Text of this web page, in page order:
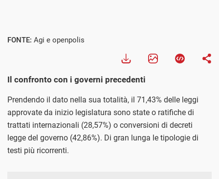
FONTE: Agi e openpolis
Il confronto con i governi precedenti
Prendendo il dato nella sua totalità, il 71,43% delle leggi
approvate da inizio legislatura sono state o ratifiche di
trattati internazionali (28,57%) o conversioni di decreti
legge del governo (42,86%). Di gran lunga le tipologie di
testi più ricorrenti.